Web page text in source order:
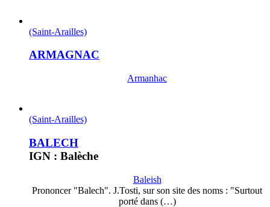
(Saint-Arailles)
ARMAGNAC
Armanhac
(Saint-Arailles)
BALECH
IGN : Balèche
Baleish
Prononcer "Balech". J.Tosti, sur son site des noms : "Surtout
porté dans (…)